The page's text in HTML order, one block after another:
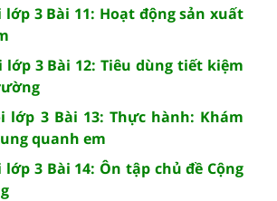
3 Bài 11: Hoạt động sản xuất
3 Bài 12: Tiêu dùng tiết kiệm
lớp 3 Bài 13: Thực hành: Khám
quanh em
3 Bài 14: Ôn tập chủ đề Cộng